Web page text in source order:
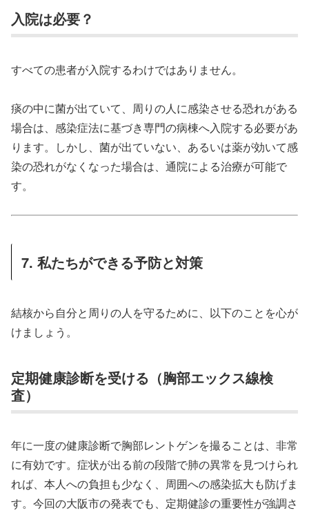
入院は必要？
すべての患者が入院するわけではありません。
痰の中に菌が出ていて、周りの人に感染させる恐れがある
場合は、感染症法に基づき専門の病棟へ入院する必要があ
ります。しかし、菌が出ていない、あるいは薬が効いて感
染の恐れがなくなった場合は、通院による治療が可能で
す。
7. 私たちができる予防と対策
結核から自分と周りの人を守るために、以下のことを心が
けましょう。
定期健康診断を受ける（胸部エックス線検
査）
年に一度の健康診断で胸部レントゲンを撮ることは、非常
に有効です。症状が出る前の段階で肺の異常を見つけられ
れば、本人への負担も少なく、周囲への感染拡大も防げま
す。今回の大阪市の発表でも、定期健診の重要性が強調さ